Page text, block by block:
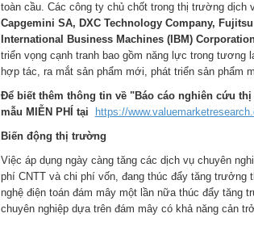
toàn cầu. Các công ty chủ chốt trong thị trường dịch
Capgemini SA, DXC Technology Company,
International Business Machines (IBM)
triển vọng cạnh tranh bao gồm năng lực trong tương
hợp tác, ra mắt sản phẩm mới, phát triển sản phẩm
Để biết thêm thông tin về "Báo cáo nghiên cứu
mẫu MIỄN PHÍ tại
https://
Biến động thị trường
Việc áp dụng ngày càng tăng các dịch vụ chuyên
phí CNTT và chi phí vốn, đang thúc đẩy tăng
nghệ điện toán đám mây một lần nữa thúc đẩy tăng
chuyên nghiệp dựa trên đám mây có khả năng cản